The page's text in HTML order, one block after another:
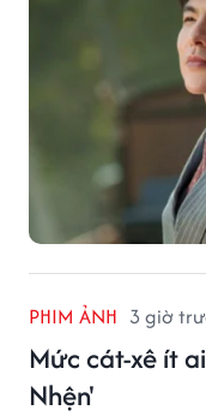
PHIM ẢNH 3 giờ
Mức cát-xê ít
Nhện'